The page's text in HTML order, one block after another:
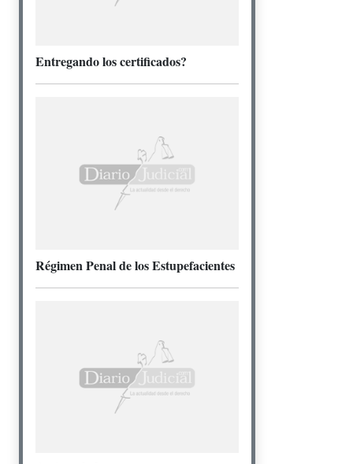
Entregando los certificados?
Régimen Penal de los Estupefacientes